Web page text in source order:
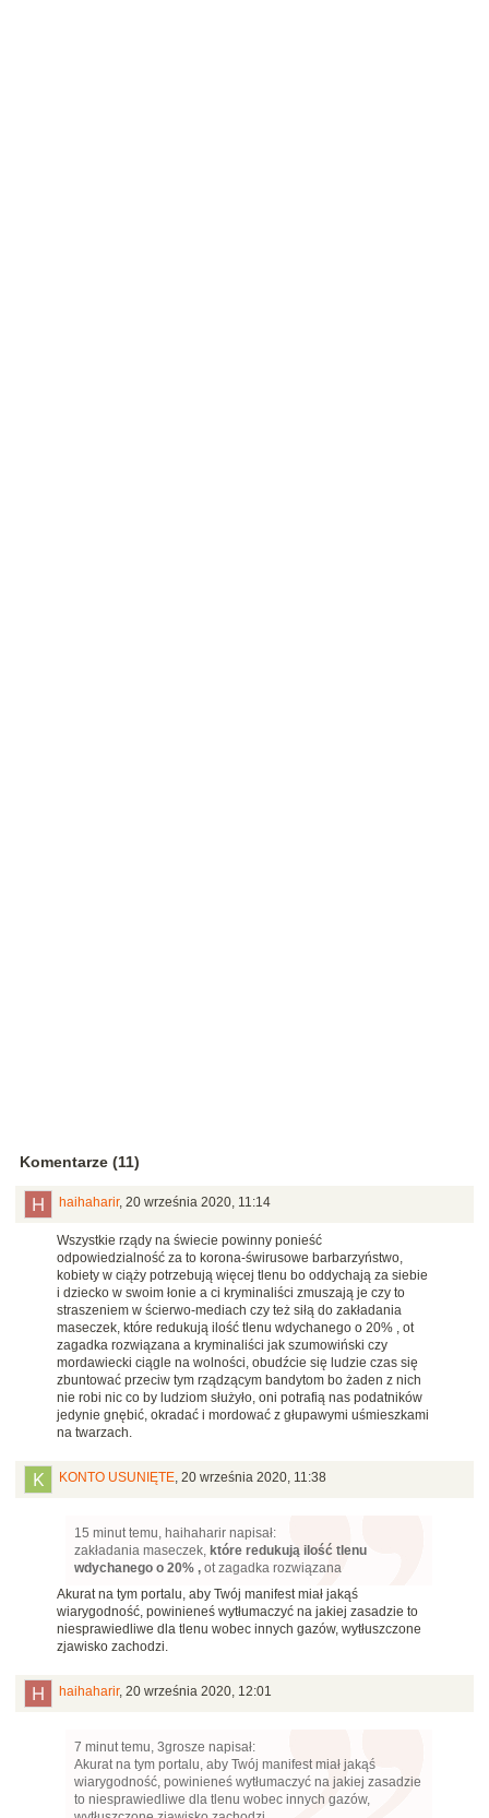
Komentarze (11)
haihaharir, 20 września 2020, 11:14
Wszystkie rządy na świecie powinny ponieść
odpowiedzialność za to korona-świrusowe barbarzyństwo,
kobiety w ciąży potrzebują więcej tlenu bo oddychają za siebie
i dziecko w swoim łonie a ci kryminaliści zmuszają je czy to
straszeniem w ścierwo-mediach czy też siłą do zakładania
maseczek, które redukują ilość tlenu wdychanego o 20% , ot
zagadka rozwiązana a kryminaliści jak szumowiński czy
mordawiecki ciągle na wolności, obudźcie się ludzie czas się
zbuntować przeciw tym rządzącym bandytom bo żaden z nich
nie robi nic co by ludziom służyło, oni potrafią nas podatników
jedynie gnębić, okradać i mordować z głupawymi uśmieszkami
na twarzach.
KONTO USUNIĘTE, 20 września 2020, 11:38
15 minut temu, haihaharir napisał:
zakładania maseczek, które redukują ilość tlenu
wdychanego o 20% , ot zagadka rozwiązana
Akurat na tym portalu, aby Twój manifest miał jakąś
wiarygodność, powinieneś wytłumaczyć na jakiej zasadzie to
niesprawiedliwe dla tlenu wobec innych gazów, wytłuszczone
zjawisko zachodzi.
haihaharir, 20 września 2020, 12:01
7 minut temu, 3grosze napisał:
Akurat na tym portalu, aby Twój manifest miał jakąś
wiarygodność, powinieneś wytłumaczyć na jakiej zasadzie
to niesprawiedliwe dla tlenu wobec innych gazów,